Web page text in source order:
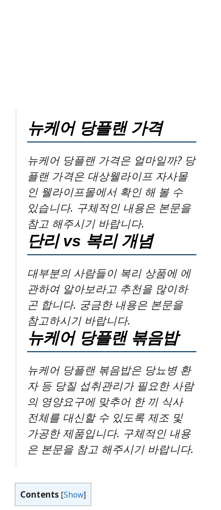
뉴케어 당플랜 가격
뉴케어 당플랜 가격은 얼마일까? 당
플랜 가격은 대상웰라이프 자사몰
인 웰라이프몰에서 확인 해 볼 수
있습니다. 구체적인 내용은 본문을
참고 해주시기 바랍니다.
단리 vs 복리 개념
대부분의 사람들이 복리 상품에 에
관하여 알아보라고 추천을 많이하
곤 합니다. 궁금한 내용은 본문을
참고하시기 바랍니다.
뉴케어 당플랜 볶음밥
뉴케어 당플랜 볶음밥은 당뇨병 환
자 등 당질 섭취관리가 필요한 사람
의 영양요구에 맞추어 한 끼 식사
전체를 대신할 수 있도록 제조 및
가공한 제품입니다. 구체적인 내용
은 본문을 참고 해주시기 바랍니다.
Contents [Show]